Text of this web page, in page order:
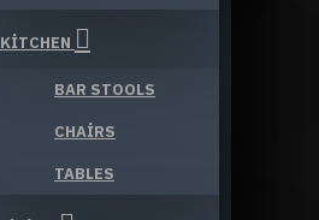
KITCHEN
BAR STOOLS
CHAIRS
TABLES